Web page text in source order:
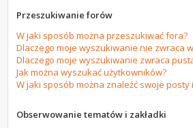
Przeszukiwanie forów
W jaki sposób można przeszukiwać fora?
Dlaczego moje wyszukiwanie nie zwraca
Dlaczego moje wyszukiwanie zwraca
Jak można wyszukać użytkowników?
W jaki sposób można znaleźć swoje posty
Obserwowanie tematów i zakładki